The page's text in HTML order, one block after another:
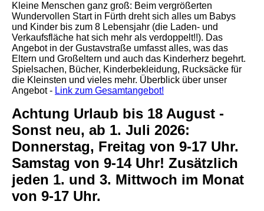
Kleine Menschen ganz groß: Beim vergrößerten
Wundervollen Start in Fürth dreht sich alles um Babys
und Kinder bis zum 8 Lebensjahr (die Laden- und
Verkaufsfläche hat sich mehr als verdoppelt!!). Das
Angebot in der Gustavstraße umfasst alles, was das
Eltern und Großeltern und auch das Kinderherz begehrt.
Spielsachen, Bücher, Kinderbekleidung, Rucksäcke für
die Kleinsten und vieles mehr. Überblick über unser
Angebot- Link zum Gesamtangebot!
Achtung Urlaub bis 18 August -
Sonst neu, ab 1. Juli 2026:
Donnerstag, Freitag von 9-17 Uhr.
Samstag von 9-14 Uhr! Zusätzlich
jeden 1. und 3. Mittwoch im Monat
von 9-17 Uhr.